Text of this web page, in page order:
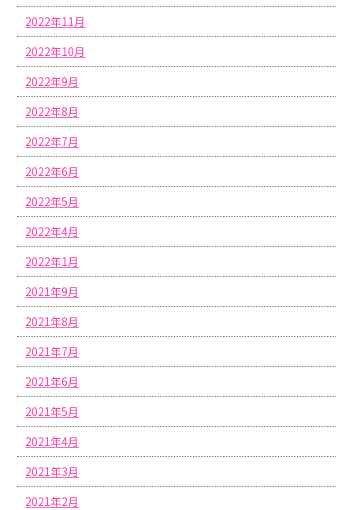
2022年11月
2022年10月
2022年9月
2022年8月
2022年7月
2022年6月
2022年5月
2022年4月
2022年1月
2021年9月
2021年8月
2021年7月
2021年6月
2021年5月
2021年4月
2021年3月
2021年2月